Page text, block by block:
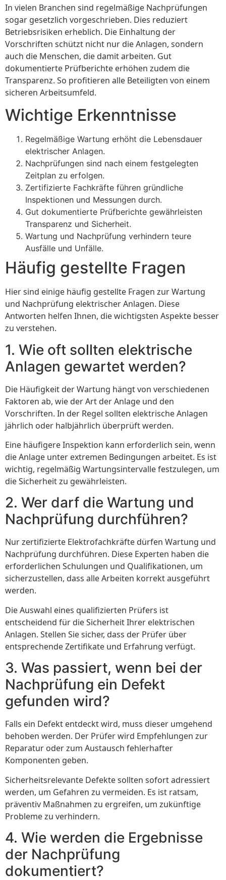
In vielen Branchen sind regelmäßige Nachprüfungen
sogar gesetzlich vorgeschrieben. Dies reduziert
Betriebsrisiken erheblich. Die Einhaltung der
Vorschriften schützt nicht nur die Anlagen, sondern
auch die Menschen, die damit arbeiten. Gut
dokumentierte Prüfberichte erhöhen zudem die
Transparenz. So profitieren alle Beteiligten von einem
sicheren Arbeitsumfeld.
Wichtige Erkenntnisse
Regelmäßige Wartung erhöht die Lebensdauer
elektrischer Anlagen.
Nachprüfungen sind nach einem festgelegten
Zeitplan zu erfolgen.
Zertifizierte Fachkräfte führen gründliche
Inspektionen und Messungen durch.
Gut dokumentierte Prüfberichte gewährleisten
Transparenz und Sicherheit.
Wartung und Nachprüfung verhindern teure
Ausfälle und Unfälle.
Häufig gestellte Fragen
Hier sind einige häufig gestellte Fragen zur Wartung
und Nachprüfung elektrischer Anlagen. Diese
Antworten helfen Ihnen, die wichtigsten Aspekte besser
zu verstehen.
1. Wie oft sollten elektrische
Anlagen gewartet werden?
Die Häufigkeit der Wartung hängt von verschiedenen
Faktoren ab, wie der Art der Anlage und den
Vorschriften. In der Regel sollten elektrische Anlagen
jährlich oder halbjährlich überprüft werden.
Eine häufigere Inspektion kann erforderlich sein, wenn
die Anlage unter extremen Bedingungen arbeitet. Es ist
wichtig, regelmäßig Wartungsintervalle festzulegen, um
die Sicherheit zu gewährleisten.
2. Wer darf die Wartung und
Nachprüfung durchführen?
Nur zertifizierte Elektrofachkräfte dürfen Wartung und
Nachprüfung durchführen. Diese Experten haben die
erforderlichen Schulungen und Qualifikationen, um
sicherzustellen, dass alle Arbeiten korrekt ausgeführt
werden.
Die Auswahl eines qualifizierten Prüfers ist
entscheidend für die Sicherheit Ihrer elektrischen
Anlagen. Stellen Sie sicher, dass der Prüfer über
entsprechende Zertifikate und Erfahrung verfügt.
3. Was passiert, wenn bei der
Nachprüfung ein Defekt
gefunden wird?
Falls ein Defekt entdeckt wird, muss dieser umgehend
behoben werden. Der Prüfer wird Empfehlungen zur
Reparatur oder zum Austausch fehlerhafter
Komponenten geben.
Sicherheitsrelevante Defekte sollten sofort adressiert
werden, um Gefahren zu vermeiden. Es ist ratsam,
präventiv Maßnahmen zu ergreifen, um zukünftige
Probleme zu verhindern.
4. Wie werden die Ergebnisse
der Nachprüfung
dokumentiert?